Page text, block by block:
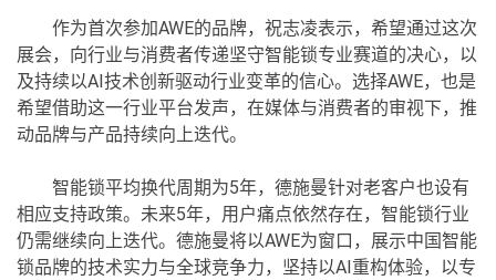
作为首次参加AWE的品牌，祝志凌表示，希望通过这次
展会，向行业与消费者传递坚守智能锁专业赛道的决心，以
及持续以AI技术创新驱动行业变革的信心。选择AWE，也是
希望借助这一行业平台发声，在媒体与消费者的审视下，推
动品牌与产品持续向上迭代。
智能锁平均换代周期为5年，德施曼针对老客户也设有
相应支持政策。未来5年，用户痛点依然存在，智能锁行业
仍需继续向上迭代。德施曼将以AWE为窗口，展示中国智能
锁品牌的技术实力与全球竞争力，坚持以AI重构体验，以专